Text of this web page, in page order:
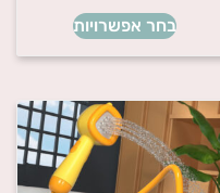
בחר אפשרויות